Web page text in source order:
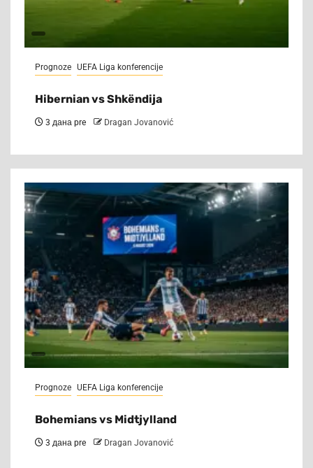
Prognoze UEFA Liga konferencije
Hibernian vs Shkëndija
3 дана pre Dragan Jovanović
Prognoze UEFA Liga konferencije
Bohemians vs Midtjylland
3 дана pre Dragan Jovanović